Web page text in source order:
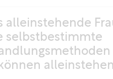
alleinstehende
selbstbestimmte